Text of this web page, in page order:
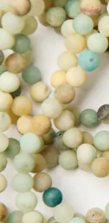
6mm
najbardziej
charakteru.
się tym, że
i